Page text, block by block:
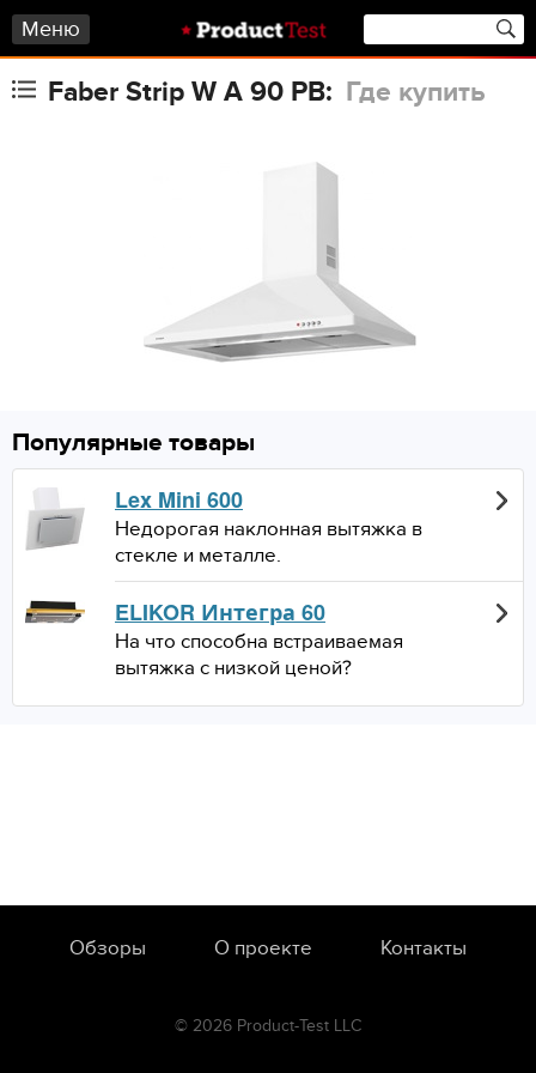
Меню
Faber Strip W A 90 PB: Где купить
Популярные товары
Lex Mini 600
Недорогая наклонная вытяжка в
стекле и металле.
ELIKOR Интегра 60
На что способна встраиваемая
вытяжка с низкой ценой?
Обзоры О проекте Контакты
© 2026 Product-Test LLC